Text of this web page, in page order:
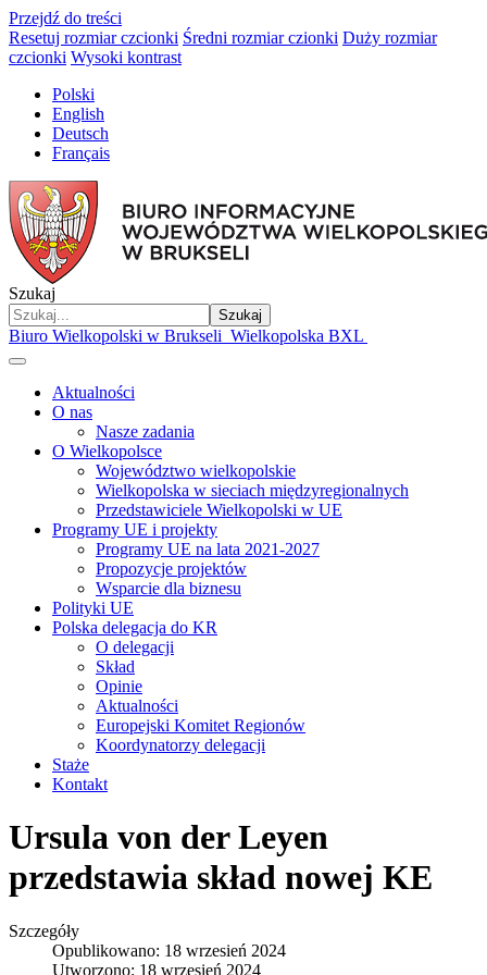
Przejdź do treści
Resetuj rozmiar czcionki Średni rozmiar czionki Duży rozmiar
czcionki Wysoki kontrast
Polski
English
Deutsch
Français
Szukaj
Szukaj
Biuro Wielkopolski w Brukseli Wielkopolska BXL
Aktualności
O nas
Nasze zadania
O Wielkopolsce
Województwo wielkopolskie
Wielkopolska w sieciach międzyregionalnych
Przedstawiciele Wielkopolski w UE
Programy UE i projekty
Programy UE na lata 2021-2027
Propozycje projektów
Wsparcie dla biznesu
Polityki UE
Polska delegacja do KR
O delegacji
Skład
Opinie
Aktualności
Europejski Komitet Regionów
Koordynatorzy delegacji
Staże
Kontakt
Ursula von der Leyen
przedstawia skład nowej KE
Szczegóły
Opublikowano: 18 wrzesień 2024
Utworzono: 18 wrzesień 2024